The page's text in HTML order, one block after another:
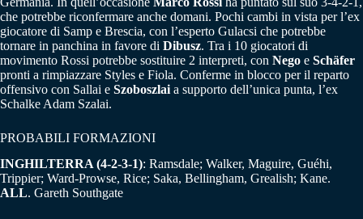
che potrebbe riconfermare anche domani. Pochi cambi in vista per l’ex
giocatore di Samp e Brescia, con l’esperto Gulacsi che potrebbe
tornare in panchina in favore di Dibusz. Tra i 10 giocatori di
movimento Rossi potrebbe sostituire 2 interpreti, con Nego e Schäfer
pronti a rimpiazzare Styles e Fiola. Conferme in blocco per il reparto
offensivo con Sallai e Szoboszlai a supporto dell’unica punta, l’ex
Schalke Adam Szalai.
PROBABILI FORMAZIONI
INGHILTERRA (4-2-3-1): Ramsdale; Walker, Maguire, Guéhi,
Trippier; Ward-Prowse, Rice; Saka, Bellingham, Grealish; Kane.
ALL. Gareth Southgate